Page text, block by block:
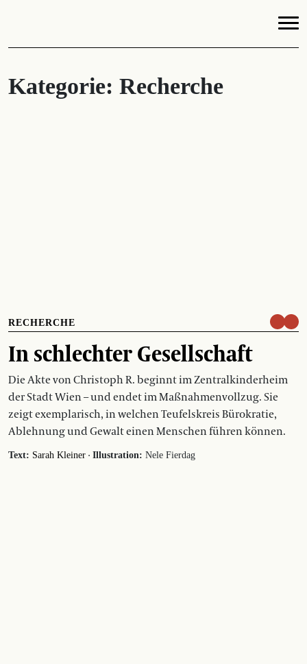
Kategorie: Recherche
RECHERCHE
In schlechter Gesellschaft
Die Akte von Christoph R. beginnt im Zentralkinderheim
der Stadt Wien – und endet im Maßnahmenvollzug. Sie
zeigt exemplarisch, in welchen Teufelskreis Bürokratie,
Ablehnung und Gewalt einen Menschen führen können.
Text: Sarah Kleiner · Illustration: Nele Fierdag